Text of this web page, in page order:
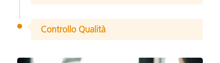
Controllo Qualità